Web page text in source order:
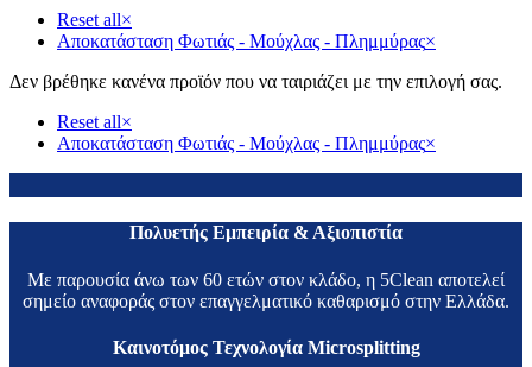
Reset all×
Αποκατάσταση Φωτιάς - Μούχλας - Πλημμύρας×
Δεν βρέθηκε κανένα προϊόν που να ταιριάζει με την επιλογή σας.
Reset all×
Αποκατάσταση Φωτιάς - Μούχλας - Πλημμύρας×
Πολυετής Εμπειρία & Αξιοπιστία
Με παρουσία άνω των 60 ετών στον κλάδο, η 5Clean αποτελεί
σημείο αναφοράς στον επαγγελματικό καθαρισμό στην Ελλάδα.
Καινοτόμος Τεχνολογία Microsplitting